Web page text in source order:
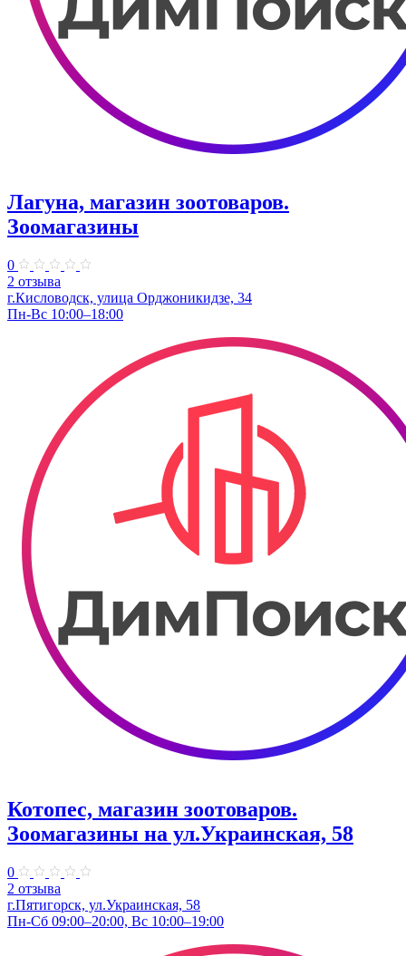
Лагуна, магазин зоотоваров.
Зоомагазины
0
2 отзыва
г.Кисловодск, улица Орджоникидзе, 34
Пн-Вс 10:00–18:00
Котопес, магазин зоотоваров.
Зоомагазины на ул.Украинская, 58
0
2 отзыва
г.Пятигорск, ул.Украинская, 58
Пн-Сб 09:00–20:00, Вс 10:00–19:00